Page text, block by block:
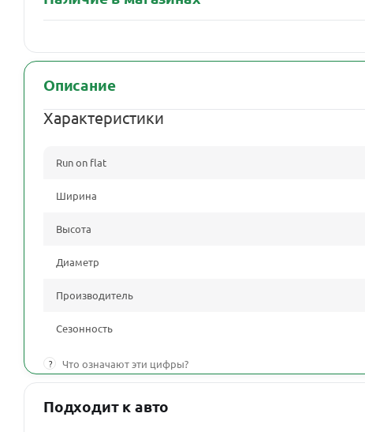
Описание
Характеристики
Run on flat
Ширина
Высота
Диаметр
Производитель
Сезонность
? Что означают эти цифры?
Подходит к авто